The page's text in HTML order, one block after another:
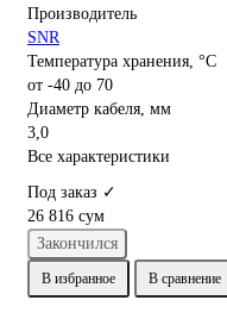
Производитель
SNR
Температура хранения, °C
от -40 до 70
Диаметр кабеля, мм
3,0
Все характеристики
Под заказ ✓
26 816 сум
Закончился
В избранное В сравнение